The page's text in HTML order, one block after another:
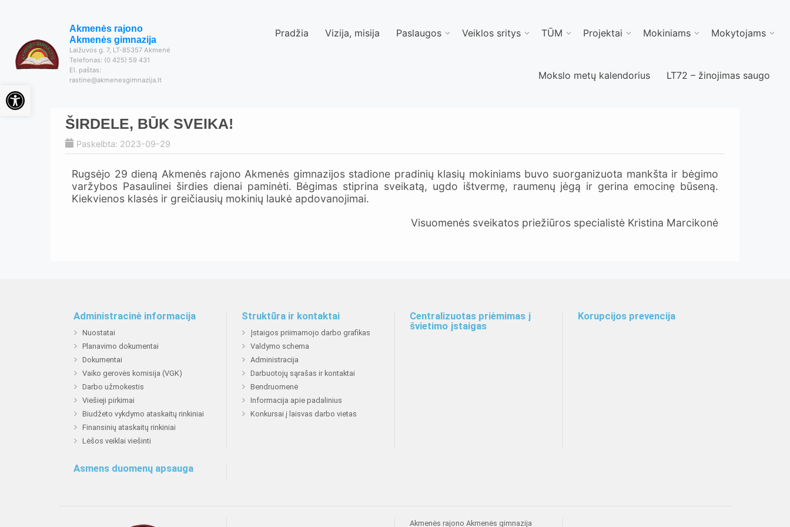
Akmenės rajono
Akmenės gimnazija
Laižuvos g. 7, LT-85357 Akmenė
Telefonas: (0 425) 59 431
El. paštas:
rastine@akmenesgimnazija.lt
Pradžia Vizija, misija Paslaugos Veiklos sritys TŪM Projektai Mokiniams Mokytojams
Mokslo metų kalendorius LT72 – žinojimas saugo
ŠIRDELE, BŪK SVEIKA!
Paskelbta: 2023-09-29
Rugsėjo 29 dieną Akmenės rajono Akmenės gimnazijos stadione pradinių klasių mokiniams buvo suorganizuota mankšta ir bėgimo
varžybos Pasaulinei širdies dienai paminėti. Bėgimas stiprina sveikatą, ugdo ištvermę, raumenų jėgą ir gerina emocinę būseną.
Kiekvienos klasės ir greičiausių mokinių laukė apdovanojimai.
Visuomenės sveikatos priežiūros specialistė Kristina Marcikonė
Administracinė informacija
Nuostatai
Planavimo dokumentai
Dokumentai
Vaiko gerovės komisija (VGK)
Darbo užmokestis
Viešieji pirkimai
Biudžeto vykdymo ataskaitų rinkiniai
Finansinių ataskaitų rinkiniai
Lėšos veiklai viešinti
Struktūra ir kontaktai
Įstaigos priimamojo darbo grafikas
Valdymo schema
Administracija
Darbuotojų sąrašas ir kontaktai
Bendruomenė
Informacija apie padalinius
Konkursai į laisvas darbo vietas
Centralizuotas priėmimas į
švietimo įstaigas
Korupcijos prevencija
Asmens duomenų apsauga
Akmenės rajono Akmenės gimnazija
Open toolbar